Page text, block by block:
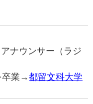
ナウンサー（ラジ
卒業→都留文科大学